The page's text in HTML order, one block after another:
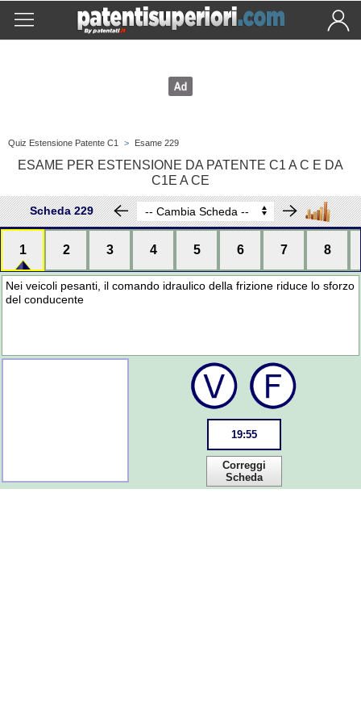
Quiz Estensione Patente C1 > Esame 229
ESAME PER ESTENSIONE DA PATENTE C1 A C E DA
C1E A CE
Scheda 229
1 2 3 4 5 6 7 8
Nei veicoli pesanti, il comando idraulico della frizione riduce lo sforzo
del conducente
19:55
Correggi
Scheda